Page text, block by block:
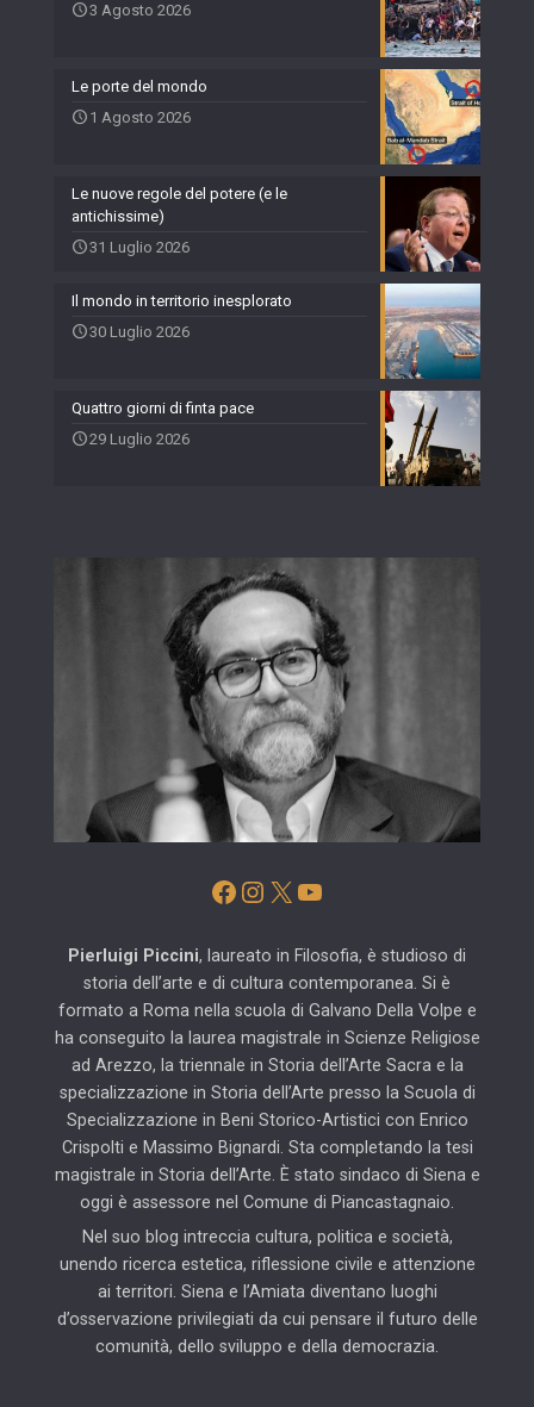
3 Agosto 2026
Le porte del mondo
1 Agosto 2026
Le nuove regole del potere (e le
antichissime)
31 Luglio 2026
Il mondo in territorio inesplorato
30 Luglio 2026
Quattro giorni di finta pace
29 Luglio 2026
Facebook
Instagram
X YouTube
Pierluigi Piccini, laureato in Filosofia, è studioso di
storia dell’arte e di cultura contemporanea. Si è
formato a Roma nella scuola di Galvano Della Volpe e
ha conseguito la laurea magistrale in Scienze Religiose
ad Arezzo, la triennale in Storia dell’Arte Sacra e la
specializzazione in Storia dell’Arte presso la Scuola di
Specializzazione in Beni Storico-Artistici con Enrico
Crispolti e Massimo Bignardi. Sta completando la tesi
magistrale in Storia dell’Arte. È stato sindaco di Siena e
oggi è assessore nel Comune di Piancastagnaio.
Nel suo blog intreccia cultura, politica e società,
unendo ricerca estetica, riflessione civile e attenzione
ai territori. Siena e l’Amiata diventano luoghi
d’osservazione privilegiati da cui pensare il futuro delle
comunità, dello sviluppo e della democrazia.